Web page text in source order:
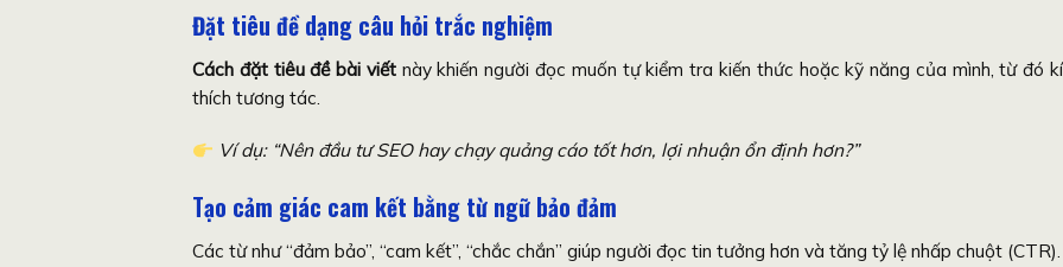
Đặt tiêu đề dạng câu hỏi trắc nghiệm
Cách đặt tiêu đề bài viếtnày khiến người đọc muốn tự kiểm tra kiến thức hoặc kỹ năng của mình, từ đó
thích tương tác.
Ví dụ: “Nên đầu tư SEO hay chạy quảng cáo tốt hơn, lợi nhuận ổn định hơn?”
Tạo cảm giác cam kết bằng từ ngữ bảo đảm
Các từ như “đảm bảo”, “cam kết”, “chắc chắn” giúp người đọc tin tưởng hơn và tăng tỷ lệ nhấp chuột (CTR).